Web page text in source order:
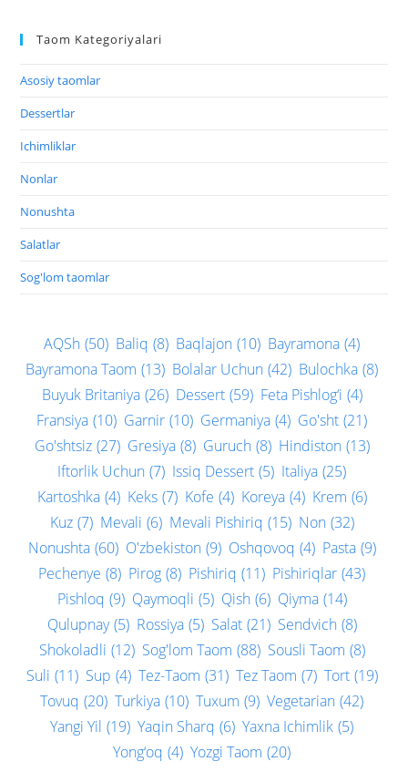
Taom Kategoriyalari
Asosiy taomlar
Dessertlar
Ichimliklar
Nonlar
Nonushta
Salatlar
Sog'lom taomlar
AQSh (50) Baliq (8) Baqlajon (10) Bayramona (4)
Bayramona Taom (13) Bolalar Uchun (42) Bulochka (8)
Buyuk Britaniya (26) Dessert (59) Feta Pishlog‘i (4)
Fransiya (10) Garnir (10) Germaniya (4) Go'sht (21)
Go'shtsiz (27) Gresiya (8) Guruch (8) Hindiston (13)
Iftorlik Uchun (7) Issiq Dessert (5) Italiya (25)
Kartoshka (4) Keks (7) Kofe (4) Koreya (4) Krem (6)
Kuz (7) Mevali (6) Mevali Pishiriq (15) Non (32)
Nonushta (60) O'zbekiston (9) Oshqovoq (4) Pasta (9)
Pechenye (8) Pirog (8) Pishiriq (11) Pishiriqlar (43)
Pishloq (9) Qaymoqli (5) Qish (6) Qiyma (14)
Qulupnay (5) Rossiya (5) Salat (21) Sendvich (8)
Shokoladli (12) Sog'lom Taom (88) Sousli Taom (8)
Suli (11) Sup (4) Tez-Taom (31) Tez Taom (7) Tort (19)
Tovuq (20) Turkiya (10) Tuxum (9) Vegetarian (42)
Yangi Yil (19) Yaqin Sharq (6) Yaxna Ichimlik (5)
Yong‘oq (4) Yozgi Taom (20)